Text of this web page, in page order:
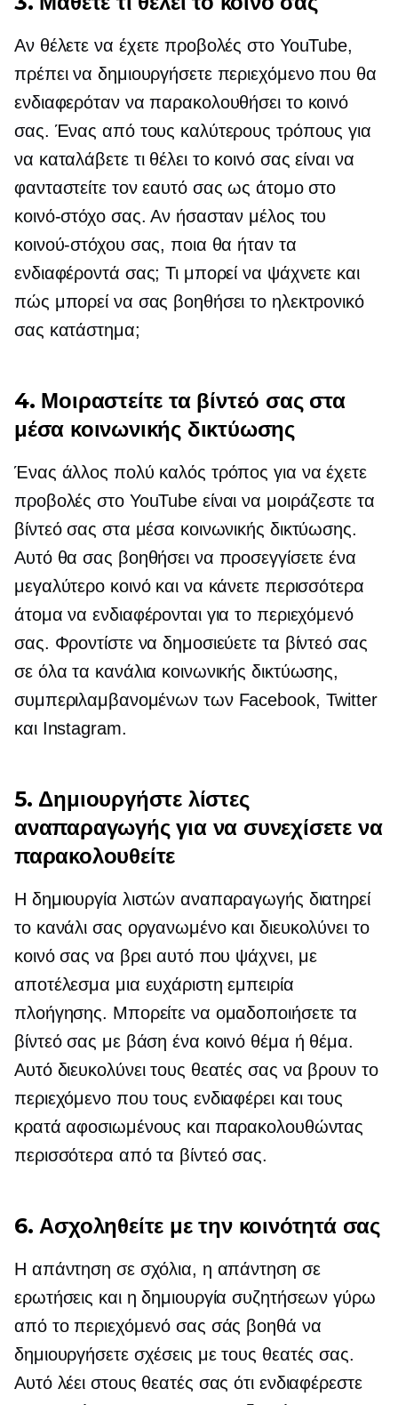
Αν θέλετε να έχετε προβολές στο YouTube,
πρέπει να δημιουργήσετε περιεχόμενο που θα
ενδιαφερόταν να παρακολουθήσει το κοινό
σας. Ένας από τους καλύτερους τρόπους για
να καταλάβετε τι θέλει το κοινό σας είναι να
φανταστείτε τον εαυτό σας ως άτομο στο
κοινό-στόχο σας. Αν ήσασταν μέλος του
κοινού-στόχου σας, ποια θα ήταν τα
ενδιαφέροντά σας; Τι μπορεί να ψάχνετε και
πώς μπορεί να σας βοηθήσει το ηλεκτρονικό
σας κατάστημα;
4. Μοιραστείτε τα βίντεό σας στα
μέσα κοινωνικής δικτύωσης
Ένας άλλος πολύ καλός τρόπος για να έχετε
προβολές στο YouTube είναι να μοιράζεστε τα
βίντεό σας στα μέσα κοινωνικής δικτύωσης.
Αυτό θα σας βοηθήσει να προσεγγίσετε ένα
μεγαλύτερο κοινό και να κάνετε περισσότερα
άτομα να ενδιαφέρονται για το περιεχόμενό
σας. Φροντίστε να δημοσιεύετε τα βίντεό σας
σε όλα τα κανάλια κοινωνικής δικτύωσης,
συμπεριλαμβανομένων των Facebook, Twitter
και Instagram.
5. Δημιουργήστε λίστες
αναπαραγωγής για να συνεχίσετε να
παρακολουθείτε
Η δημιουργία λιστών αναπαραγωγής διατηρεί
το κανάλι σας οργανωμένο και διευκολύνει το
κοινό σας να βρει αυτό που ψάχνει, με
αποτέλεσμα μια ευχάριστη εμπειρία
πλοήγησης. Μπορείτε να ομαδοποιήσετε τα
βίντεό σας με βάση ένα κοινό θέμα ή θέμα.
Αυτό διευκολύνει τους θεατές σας να βρουν το
περιεχόμενο που τους ενδιαφέρει και τους
κρατά αφοσιωμένους και παρακολουθώντας
περισσότερα από τα βίντεό σας.
6. Ασχοληθείτε με την κοινότητά σας
Η απάντηση σε σχόλια, η απάντηση σε
ερωτήσεις και η δημιουργία συζητήσεων γύρω
από το περιεχόμενό σας σάς βοηθά να
δημιουργήσετε σχέσεις με τους θεατές σας.
Αυτό λέει στους θεατές σας ότι ενδιαφέρεστε